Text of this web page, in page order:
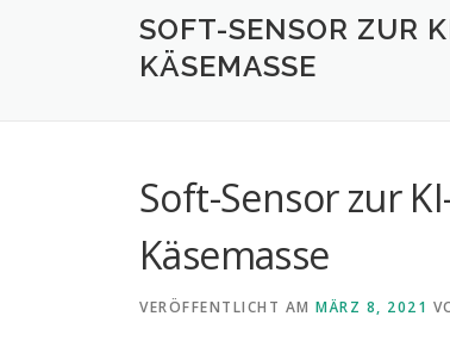
SOFT-SENSOR ZUR
KÄSEMASSE
Soft-Sensor zur
Käsemasse
VERÖFFENTLICHT AM MÄRZ 8, 2021